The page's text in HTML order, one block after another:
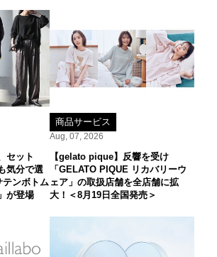
セット
気分で選
テンボトム
が登場
商品サービス
Aug, 07, 2026
【gelato pique】反響を受け
「GELATO PIQUE リカバリーウ
ェア」の取扱店舗を全店舗に拡
大！＜8月19日全国発売＞